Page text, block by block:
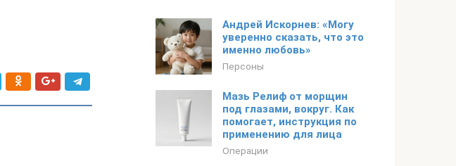
Андрей Искорнев: «Могу
уверенно сказать, что это
именно любовь»
Персоны
Мазь Релиф от морщин
под глазами, вокруг. Как
помогает, инструкция по
применению для лица
Операции